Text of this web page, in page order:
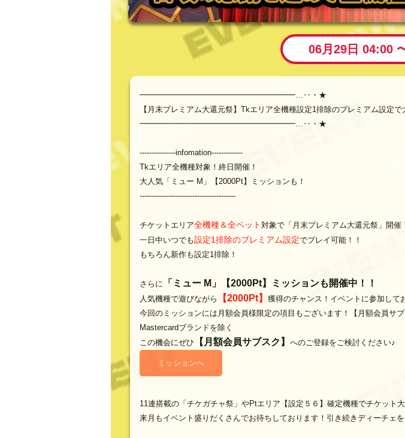
06月29日 04:00
━━━━━━━━━━━━━━━━━━━━…‥・★
【月末プレミアム大還元祭】Tkエリア全機種設定1排除のプレミアム設定で
━━━━━━━━━━━━━━━━━━━━…‥・★
---------------infomation-------------
Tkエリア全機種対象！終日開催！
大人気「ミュー M」【2000Pt】ミッションも！
----------------------------------------
チケットエリア全機種＆全ベット対象で「月末プレミアム大還元祭」開催
一日中いつでも設定1排除のプレミアム設定でプレイ可能！！
もちろん新作も設定1排除！
さらに 「ミュー M」【2000Pt】ミッションも開催中！！
人気機種で遊びながら 【2000Pt】獲得のチャンス！イベントに参加して
今回のミッションには月額会員様限定の項目もございます！【月額会員サ
Mastercardブランドを除く
この機会にぜひ
【月額会員サブスク】へのご登録をご検討ください♪
ミッションへ
11連搭載の「チケガチャ祭」やPtエリア【設定５６】確定機種でチケット
来月もイベント盛りだくさんでお待ちしております！引き続きディーチェ